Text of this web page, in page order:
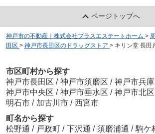
ページトップへ
神戸市の不動産｜株式会社プラスエステートホーム >
田区 > 神戸市長田区のドラッグストア > キリン堂 長田
市区町村から探す
神戸市長田区 / 神戸市須磨区 / 神戸市兵
神戸市中央区 / 神戸市垂水区 / 神戸市北区
明石市 / 加古川市 / 西宮市
町名から探す
松野通 / 戸政町 / 下沢通 / 須磨浦通 / 駒ケ